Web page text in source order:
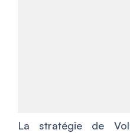
La stratégie de